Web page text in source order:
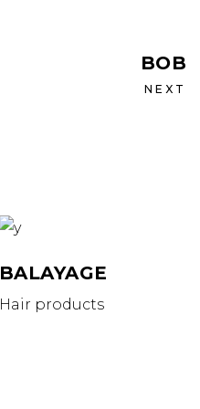
BOB
NEXT
BALAYAGE
Hair products